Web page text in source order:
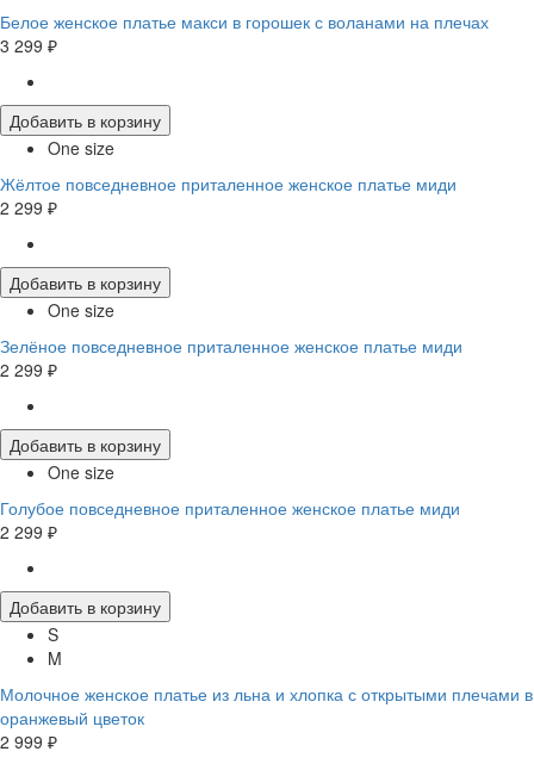
Белое женское платье макси в горошек с воланами на плечах
3 299 ₽
Добавить в корзину
One size
Жёлтое повседневное приталенное женское платье миди
2 299 ₽
Добавить в корзину
One size
Зелёное повседневное приталенное женское платье миди
2 299 ₽
Добавить в корзину
One size
Голубое повседневное приталенное женское платье миди
2 299 ₽
Добавить в корзину
S
M
Молочное женское платье из льна и хлопка с открытыми плечами в
оранжевый цветок
2 999 ₽